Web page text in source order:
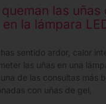
las uñas
la lámpara
sentido ardor, calor
las uñas en una
de las consultas más
con uñas de gel,